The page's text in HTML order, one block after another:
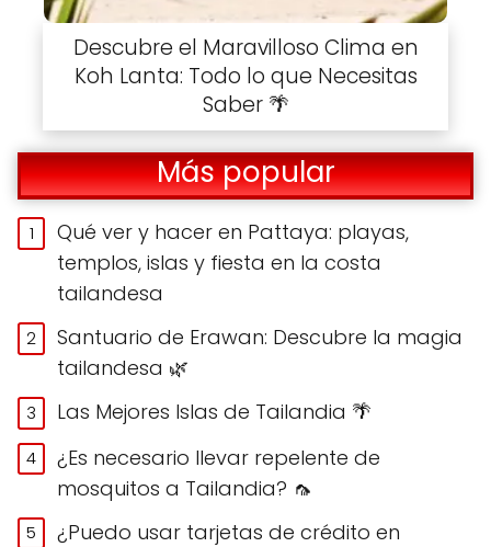
Descubre el Maravilloso Clima en
Koh Lanta: Todo lo que Necesitas
Saber 🌴
Más popular
Qué ver y hacer en Pattaya: playas,
templos, islas y fiesta en la costa
tailandesa
Santuario de Erawan: Descubre la magia
tailandesa 🌿
Las Mejores Islas de Tailandia 🌴
¿Es necesario llevar repelente de
mosquitos a Tailandia? 🦟
¿Puedo usar tarjetas de crédito en